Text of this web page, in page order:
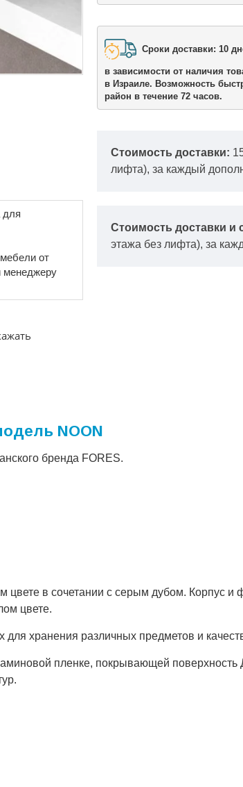
для
от
менеджеру
Сроки доставки: 10
в зависимости от наличия
в Израиле. Возможность
район в течение 72 часов.
Стоимость доставки:
лифта), за каждый
Стоимость доставки и
этажа без лифта), за
NOON
бренда FORES.
цвете в сочетании с серым дубом. Корпус
цвете.
хранения различных предметов и
пленке, покрывающей поверхность